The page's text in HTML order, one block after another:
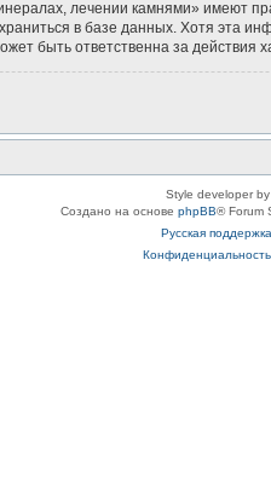
лечении камнями» имеют
в базе данных. Хотя
быть ответственна за действия
Style developer by
Создано на основе phpBB® Forum
Русская
Конфиденциальность